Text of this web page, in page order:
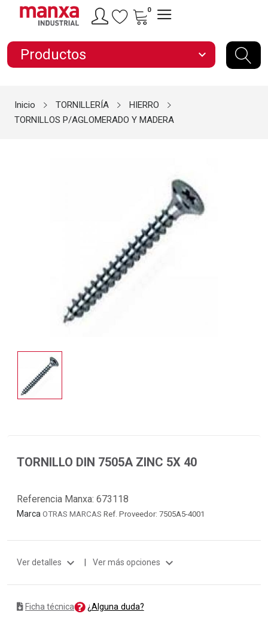
0
Productos expand_more
Inicio TORNILLERÍA
HIERRO
TORNILLOS P/AGLOMERADO Y MADERA
TORNILLO DIN 7505A ZINC 5X 40
Referencia Manxa: 673118
Marca OTRAS MARCAS Ref. Proveedor: 7505A5-4001
Ver detalles expand_more | Ver más opciones expand_more
Ficha técnica ¿Alguna duda?